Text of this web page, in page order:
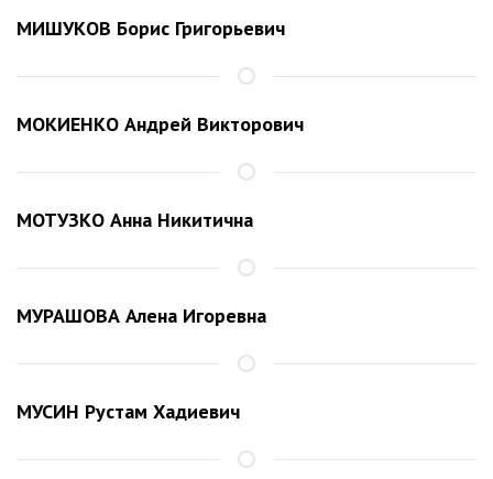
МИШУКОВ Борис Григорьевич
МОКИЕНКО Андрей Викторович
МОТУЗКО Анна Никитична
МУРАШОВА Алена Игоревна
МУСИН Рустам Хадиевич